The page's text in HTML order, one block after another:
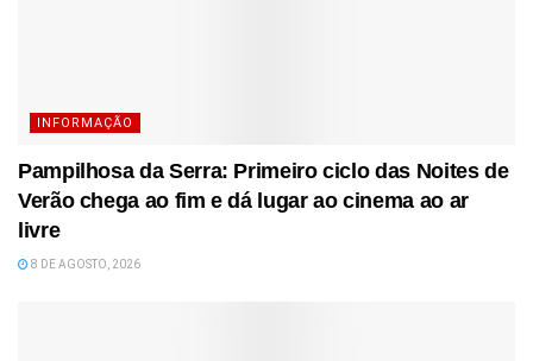
INFORMAÇÃO
Pampilhosa da Serra: Primeiro ciclo das Noites de
Verão chega ao fim e dá lugar ao cinema ao ar
livre
8 DE AGOSTO, 2026